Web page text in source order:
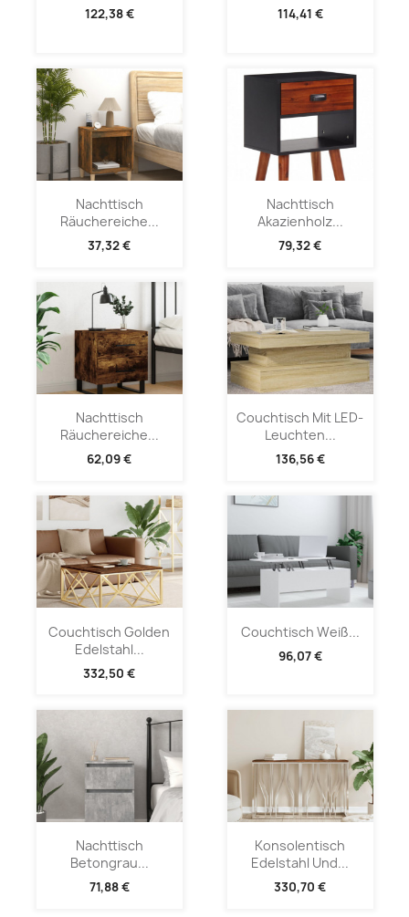
122,38 € 114,41 €
Nachttisch
Räuchereiche...
37,32 €
Nachttisch
Akazienholz...
79,32 €
Nachttisch
Räuchereiche...
62,09 €
Couchtisch Mit LED-
Leuchten...
136,56 €
Couchtisch Golden
Edelstahl...
332,50 €
Couchtisch Weiß...
96,07 €
Nachttisch
Betongrau...
71,88 €
Konsolentisch
Edelstahl Und...
330,70 €